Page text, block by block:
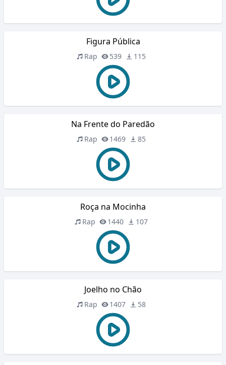
Figura Pública
Rap 539 115
Na Frente do Paredão
Rap 1469 85
Roça na Mocinha
Rap 1440 107
Joelho no Chão
Rap 1407 58